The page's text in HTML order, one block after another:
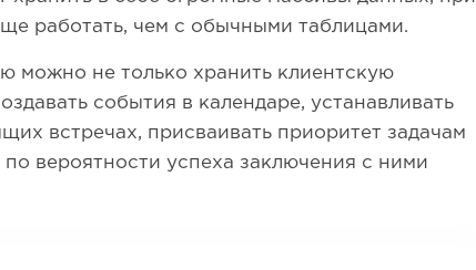
работать, чем с обычными таблицами.
можно не только хранить клиентскую
события в календаре, устанавливать
встречах, присваивать приоритет задачам
вероятности успеха заключения с ними